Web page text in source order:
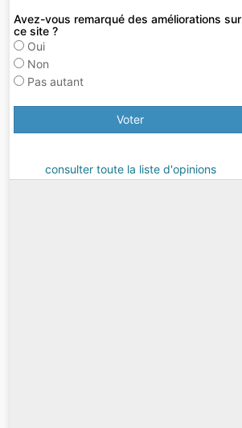
Avez-vous remarqué des améliorations sur
ce site ?
Oui
Non
Pas autant
Voter
consulter toute la liste d'opinions